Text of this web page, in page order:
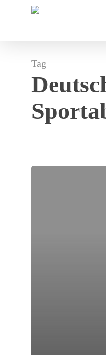
Tag